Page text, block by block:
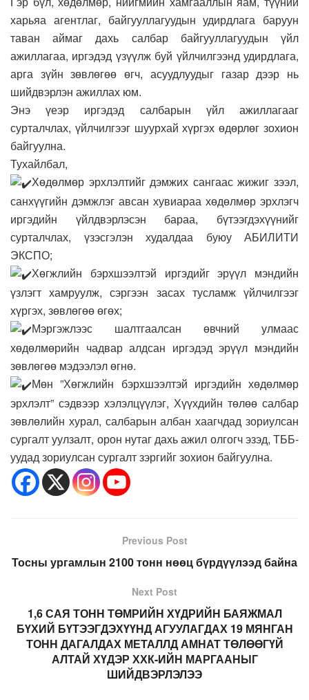
харьяа агентлаг, байгууллагуудын удирдлага баруун
таван аймаг дахь салбар байгууллагуудын үйл
ажиллагаа, иргэдэд үзүүлж буй үйлчилгээнд удирдлага,
арга зүйн зөвлөгөө өгч, асуудлуудыг газар дээр нь
шийдвэрлэн ажиллах юм.
Энэ үеэр иргэдэд салбарын үйл ажиллагааг
сурталчлах, үйлчилгээг шуурхай хүргэх өдөрлөг зохион
байгуулна.
Тухайлбал,
Хөдөлмөр эрхлэлтийг дэмжих сангаас жижиг зээл,
санхүүгийн дэмжлэг авсан хувиараа хөдөлмөр эрхлэгч
иргэдийн үйлдвэрлэсэн бараа, бүтээгдэхүүнийг
сурталчлах, үзэсгэлэн худалдаа буюу АБИЛИТИ
ЭКСПО;
Хөгжлийн бэрхшээлтэй иргэдийг эрүүл мэндийн
үзлэгт хамруулж, сэргээн засах тусламж үйлчилгээг
хүргэх, зөвлөгөө өгөх;
Мэргэжлээс шалтгаалсан өвчний улмаас
хөдөлмөрийн чадвар алдсан иргэдэд эрүүл мэндийн
зөвлөгөө мэдээлэл өгнө.
Мөн ”Хөгжлийн бэрхшээлтэй иргэдийн хөдөлмөр
эрхлэлт” сэдвээр хэлэлцүүлэг, Хүүхдийн төлөө салбар
зөвлөлийн хурал, салбарын албан хаагчдад зориулсан
сургалт уулзалт, орон нутаг дахь ажил олгогч эзэд, ТББ-
уудад зориулсан сургалт зэргийг зохион байгуулна.
Previous Post
Тосны ургамлын 2100 тонн нөөц бүрдүүлээд байна
Next Post
1,6 САЯ ТОНН ТӨМРИЙН ХҮДРИЙН БАЯЖМАЛ
БҮХИЙ БҮТЭЭГДЭХҮҮНД АГУУЛАГДАХ 19 МЯНГАН
ТОНН ДАГАЛДАХ МЕТАЛЛД АМНАТ ТӨЛӨӨГҮЙ
АЛТАЙ ХҮДЭР ХХК-ИЙН МАРГААНЫГ
ШИЙДВЭРЛЭЛЭЭ